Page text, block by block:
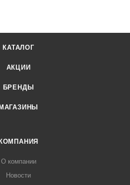
КАТАЛОГ
АКЦИИ
БРЕНДЫ
МАГАЗИНЫ
КОМПАНИЯ
О компании
Новости